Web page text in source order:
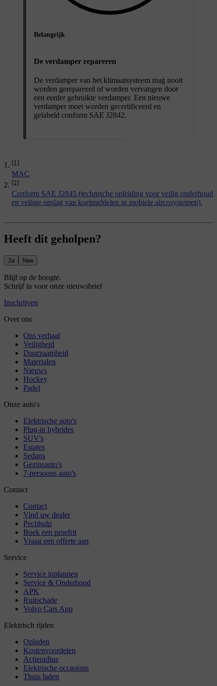
Belangrijk
De verdamper repareren
De verdamper van het klimaatsysteem mag nooit
worden gerepareerd of worden vervangen door
een eerder gebruikte verdamper. Een nieuwe
verdamper moet worden gecertificeerd en
gelabeld conform SAE J2842.
[1]
MAC
[2]
Conform SAE J2845 (technische opleiding voor veilig onderhoud
en veilige opslag van koelmiddelen in mobiele aircosystemen).
Heeft dit geholpen?
Ja Nee